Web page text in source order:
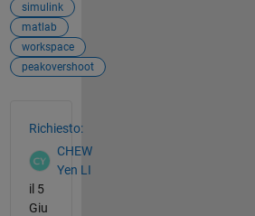
simulink
matlab
workspace
peakovershoot
Richiesto:
CHEW
Yen LI
il 5
Giu